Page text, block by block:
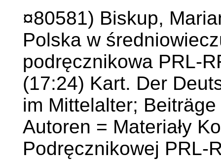
¤80581) Biskup,
Polska w
podręcznikowa PRL-
(17:24) Kart. Der
im Mittelalter;
Autoren = Materiały
Podręcznikowej PRL-